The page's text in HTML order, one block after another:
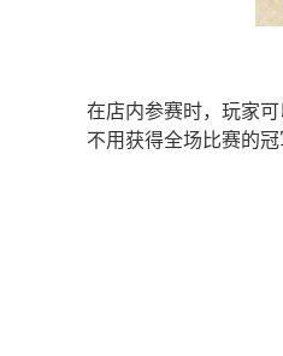
在店内参赛时，玩家
不用获得全场比赛的